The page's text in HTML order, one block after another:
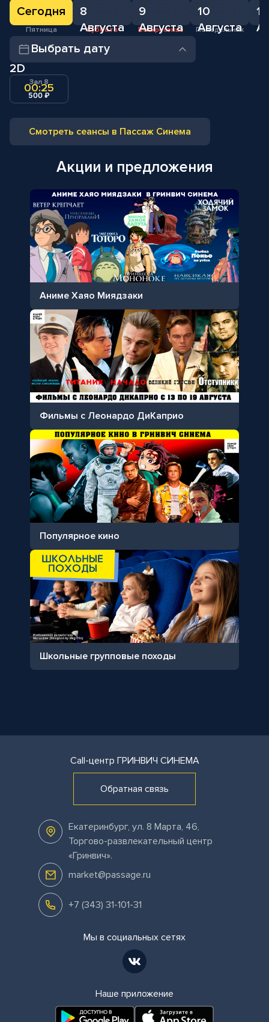
Сегодня
Пятница
8
Августа
Суббота
9
Августа
Воскресенье
10
Августа
Понедельник
11
Выбрать дату
2D
Зал 8
00:25
500 ₽
Смотреть сеансы в Пассаж Синема
Акции и предложения
Аниме Хаяо Миядзаки
Фильмы с Леонардо ДиКаприо
Популярное кино
Школьные групповые походы
Call-центр ГРИНВИЧ СИНЕМА
Обратная связь
Екатеринбург, ул. 8 Марта, 46,
Торгово-развлекательный центр
«Гринвич».
market@passage.ru
+7 (343) 31-101-31
Мы в социальных сетях
Наше приложение